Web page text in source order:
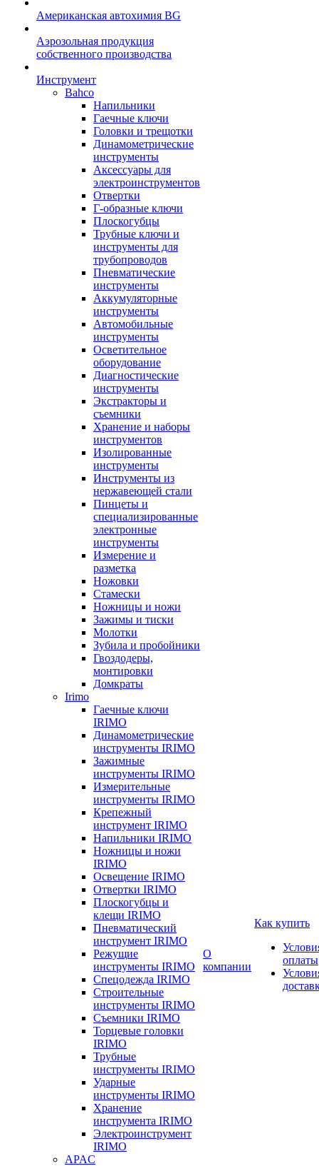
Американская автохимия BG
Аэрозольная продукция
собственного производства
Инструмент
Bahco
Напильники
Гаечные ключи
Головки и трещотки
Динамометрические
инструменты
Аксессуары для
электроинструментов
Отвертки
Г-образные ключи
Плоскогубцы
Трубные ключи и
инструменты для
трубопроводов
Пневматические
инструменты
Аккумуляторные
инструменты
Автомобильные
инструменты
Осветительное
оборудование
Диагностические
инструменты
Экстракторы и
съемники
Хранение и наборы
инструментов
Изолированные
инструменты
Инструменты из
нержавеющей стали
Пинцеты и
специализированные
электронные
инструменты
Измерение и
разметка
Ножовки
Стамески
Ножницы и ножи
Зажимы и тиски
Молотки
Зубила и пробойники
Гвоздодеры,
монтировки
Домкраты
Irimo
Гаечные ключи
IRIMO
Динамометрические
инструменты IRIMO
Зажимные
инструменты IRIMO
Измерительные
инструменты IRIMO
Крепежный
инструмент IRIMO
Напильники IRIMO
Ножницы и ножи
IRIMO
Освещение IRIMO
Отвертки IRIMO
Плоскогубцы и
клещи IRIMO
Пневматический
инструмент IRIMO
Режущие
инструменты IRIMO
Спецодежда IRIMO
Строительные
инструменты IRIMO
Съемники IRIMO
Торцевые головки
IRIMO
Трубные
инструменты IRIMO
Ударные
инструменты IRIMO
Хранение
инструмента IRIMO
Электроинструмент
IRIMO
APAC
О
компании
Как купить
оплаты